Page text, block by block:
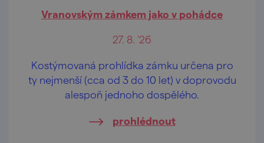
Vranovským zámkem jako v pohádce
27. 8. '26
Kostýmovaná prohlídka zámku určena pro
ty nejmenší (cca od 3 do 10 let) v doprovodu
alespoň jednoho dospělého.
prohlédnout